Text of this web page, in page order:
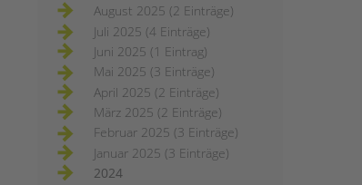
August 2025 (2 Einträge)
Juli 2025 (4 Einträge)
Juni 2025 (1 Eintrag)
Mai 2025 (3 Einträge)
April 2025 (2 Einträge)
März 2025 (2 Einträge)
Februar 2025 (3 Einträge)
Januar 2025 (3 Einträge)
2024